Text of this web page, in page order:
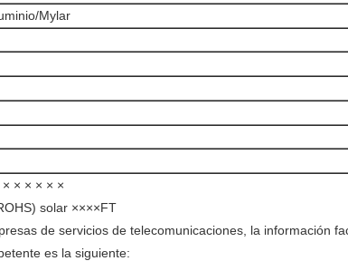
Mylar
× × × × ×
solar ××××FT
de servicios de telecomunicaciones, la información
es la siguiente: